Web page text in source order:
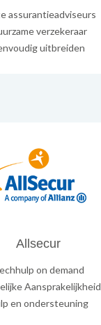
assurantieadviseurs
verzekeraar
uitbreiden
Allsecur
on demand
Aansprakelijkheid
en ondersteuning